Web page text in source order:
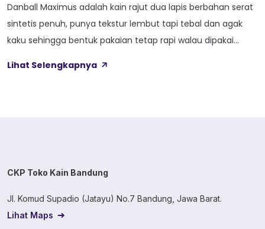
Danball Maximus adalah kain rajut dua lapis berbahan serat
sintetis penuh, punya tekstur lembut tapi tebal dan agak
kaku sehingga bentuk pakaian tetap rapi walau dipakai
yaitu Cool Touch, Wicking Process, Anti Bacterial, dan Anti
Lihat Selengkapnya
CKP Toko Kain Bandung
Jl. Komud Supadio (Jatayu) No.7 Bandung, Jawa Barat.
Lihat Maps